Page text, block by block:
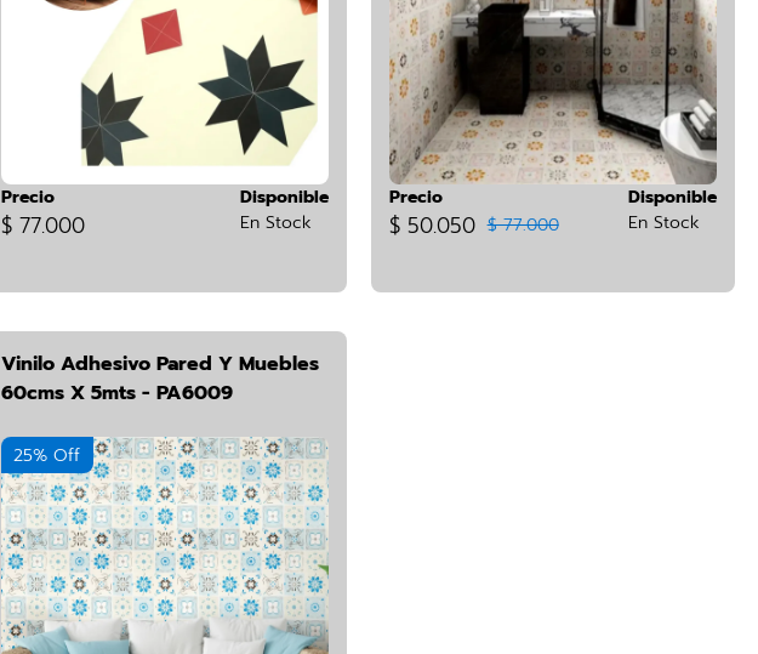
Precio
$ 77.000
Disponible
En Stock
Precio
$ 50.050 $ 77.000
Disponible
En Stock
Vinilo Adhesivo Pared Y Muebles
60cms X 5mts - PA6009
25% Off